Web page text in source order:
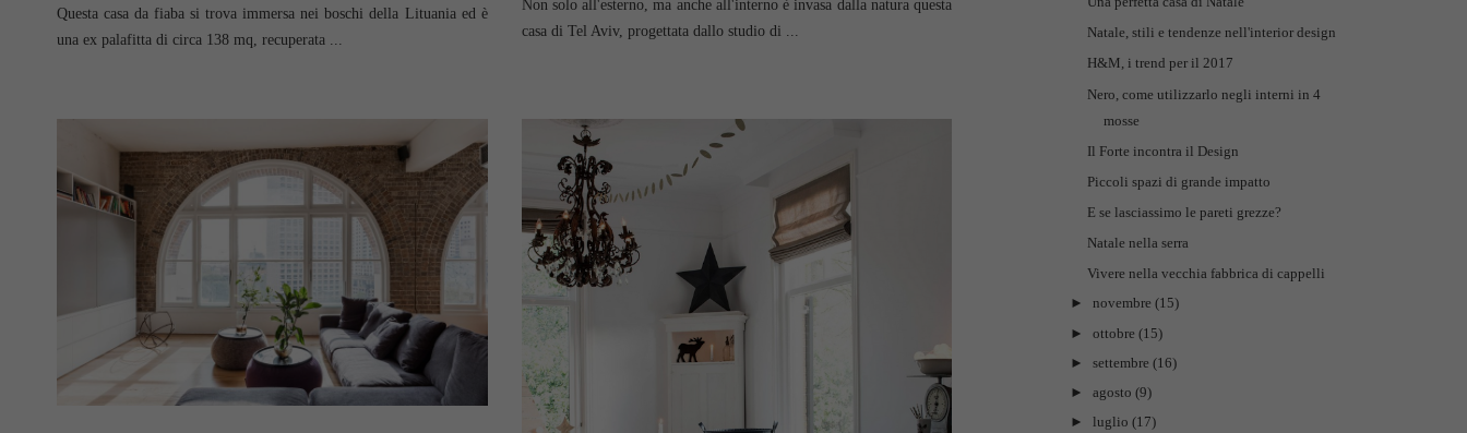
Questa casa da fiaba si trova immersa nei boschi della Lituania ed è
una ex palafitta di circa 138 mq, recuperata ...
Non solo all'esterno, ma anche all'interno è invasa dalla natura questa
casa di Tel Aviv, progettata dallo studio di ...
Natale, stili e tendenze nell'interior design
H&M, i trend per il 2017
Nero, come utilizzarlo negli interni in 4
mosse
Il Forte incontra il Design
Piccoli spazi di grande impatto
E se lasciassimo le pareti grezze?
Natale nella serra
Vivere nella vecchia fabbrica di cappelli
► novembre (15)
► ottobre (15)
► settembre (16)
► agosto (9)
► luglio (17)